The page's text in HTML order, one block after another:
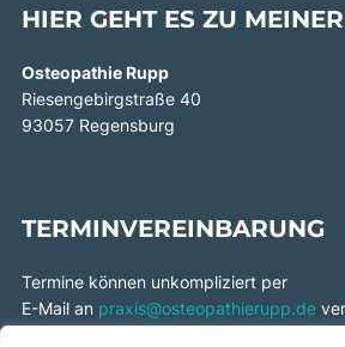
HIER GEHT ES ZU
Osteopathie Rupp
Riesengebirgstraße 40
93057 Regensburg
TERMINVEREINBARUNG
Termine können unkompliziert per
E-Mail an praxis@osteopathierupp.de